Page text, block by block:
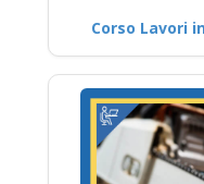
Corso Lavori